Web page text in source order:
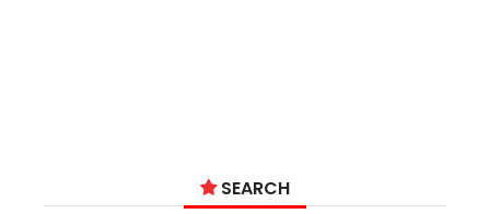
SEARCH